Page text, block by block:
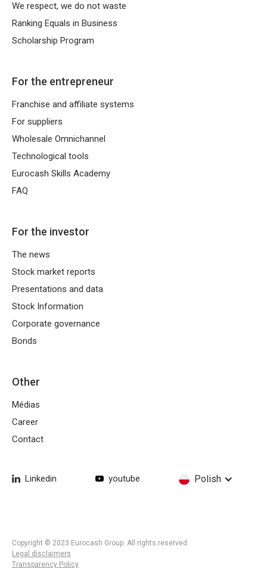
Linkedin youtube Polish
We respect, we do not waste
Ranking Equals in Business
Scholarship Program
For the entrepreneur
Franchise and affiliate systems
For suppliers
Wholesale Omnichannel
Technological tools
Eurocash Skills Academy
FAQ
For the investor
The news
Stock market reports
Presentations and data
Stock Information
Corporate governance
Bonds
Other
Médias
Career
Contact
Copyright © 2023 Eurocash Group. All rights reserved.
Legal disclaimers
Transparency Policy